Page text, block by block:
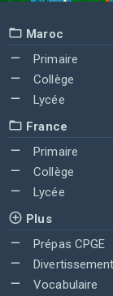
Maroc
Primaire
Collège
Lycée
France
Primaire
Collège
Lycée
Plus
Prépas CPGE
Divertissement
Vocabulaire